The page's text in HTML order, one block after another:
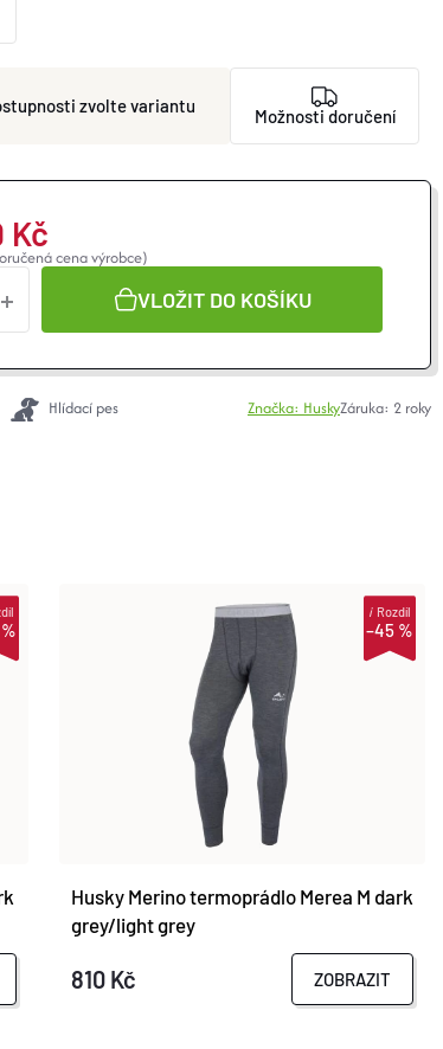
zvolte variantu Možnosti doručení
cena výrobce)
Kč
VLOŽIT DO KOŠÍKU
Hlídací pes Značka: HuskyZáruka: 2 roky
–45 %
iRozdíl
Husky Merino termoprádlo Merea M dark
grey/light grey
810 Kč ZOBRAZIT